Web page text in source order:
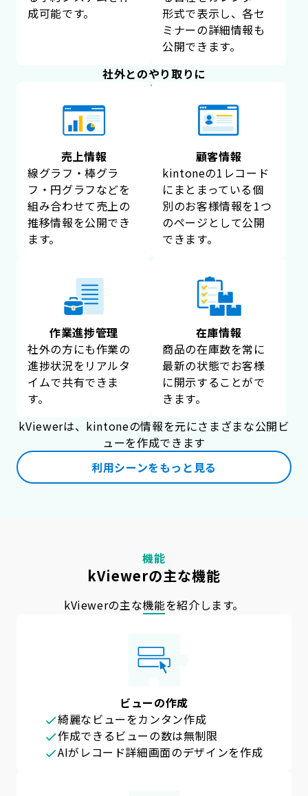
成可能です。
形式で表示し、各セ
ミナーの詳細情報も
公開できます。
社外とのやり取りに
売上情報
線グラフ・棒グラ
フ・円グラフなどを
組み合わせて売上の
推移情報を公開でき
ます。
顧客情報
kintoneの1レコード
にまとまっている個
別のお客様情報を1つ
のページとして公開
できます。
作業進捗管理
社外の方にも作業の
進捗状況をリアルタ
イムで共有できま
す。
在庫情報
商品の在庫数を常に
最新の状態でお客様
に開示することがで
きます。
kViewerは、kintoneの情報を元にさまざまな公開ビ
ューを作成できます
利用シーンをもっと見る
機能
kViewerの主な機能
kViewerの主な機能を紹介します。
ビューの作成
綺麗なビューをカンタン作成
作成できるビューの数は無制限
AIがレコード詳細画面のデザインを作成